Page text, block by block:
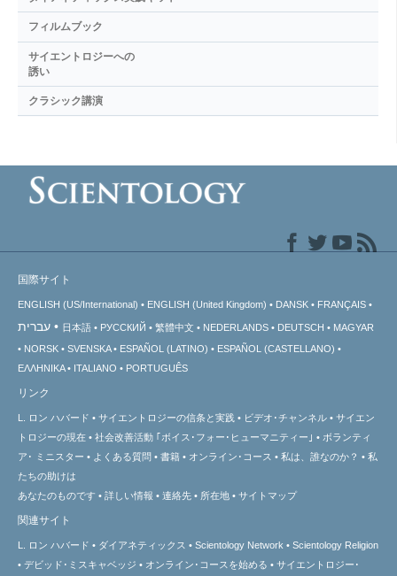
フィルムブック
サイエントロジーへの
誘い
クラシック講演
国際サイト
ENGLISH (US/International) ENGLISH (United Kingdom) DANSK FRANÇAIS
עברית 日本語 РУССКИЙ 繁體中文 NEDERLANDS DEUTSCH
MAGYAR
NORSK
SVENSKA ESPAÑOL (LATINO)
ESPAÑOL (CASTELLANO)
ΕΛΛΗΝΙΚA
ITALIANO PORTUGUÊS
リンク
L. ロン ハバード サイエントロジーの信条と実践 ビデオ･チャンネル
サイエン
トロジーの現在 社会改善活動 ｢ボイス･フォー･ヒューマニティー｣
ボランティ
ア･
ミニスター よくある質問 書籍 オンライン･コース 私は、誰なのか？
私
たちの助けは
あなたのものです
詳しい情報 連絡先 所在地 サイトマップ
関連サイト
L. ロン ハバード ダイアネティックス Scientology Network
Scientology Religion
デビッド･ミスキャベッジ
オンライン･コースを始める サイエントロジー･